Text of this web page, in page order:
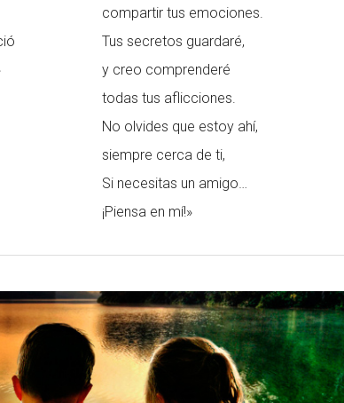
compartir tus emociones.
Tus secretos guardaré,
y creo comprenderé
todas tus aflicciones.
No olvides que estoy ahí,
siempre cerca de ti,
Si necesitas un amigo…
¡Piensa en mí!»